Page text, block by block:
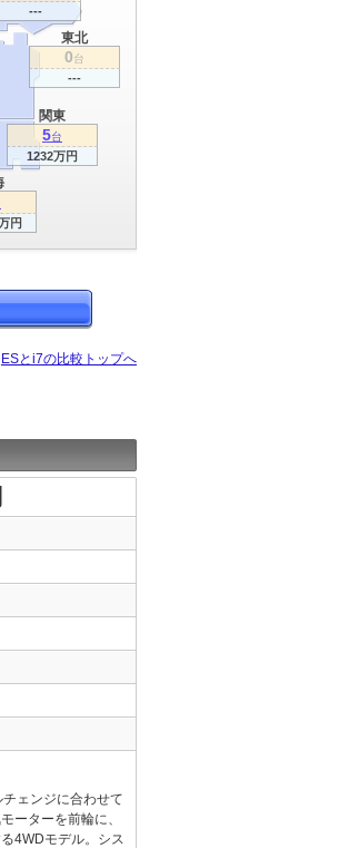
関東
5台
1232万円
円
---
東北
0台
---
ESとi7の比較トップへ
ェンジに合わせて
ーターを前輪に、
4WDモデル。シス